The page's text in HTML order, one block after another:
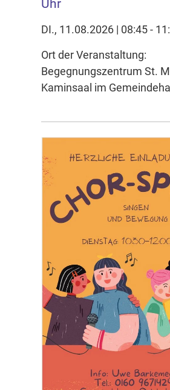
Uhr
DI., 11.08.2026 | 08:45 -
Ort der Veranstaltung:
Begegnungszentrum St.
Kaminsaal im